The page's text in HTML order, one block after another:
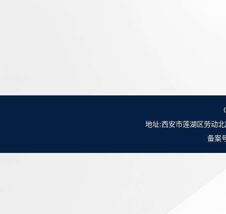
地址:西安市莲湖区劳动
备案